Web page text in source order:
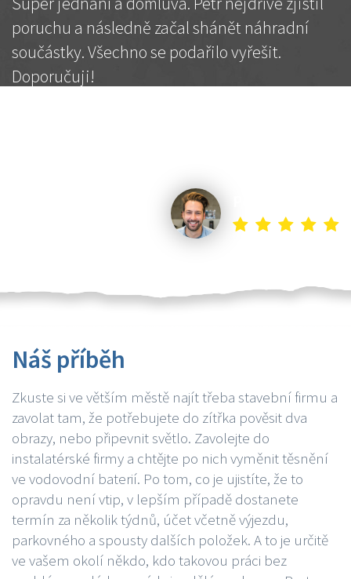
poruchu a následně začal shánět náhradní
součástky. Všechno se podařilo vyřešit.
Doporučuji!
Náš příběh
Zkuste si ve větším městě najít třeba stavební firmu a
zavolat tam, že potřebujete do zítřka pověsit dva
obrazy, nebo připevnit světlo. Zavolejte do
instalatérské firmy a chtějte po nich vyměnit těsnění
ve vodovodní baterií. Po tom, co je ujistíte, že to
opravdu není vtip, v lepším případě dostanete
termín za několik týdnů, účet včetně výjezdu,
parkovného a spousty dalších položek. A to je určitě
ve vašem okolí někdo, kdo takovou práci bez